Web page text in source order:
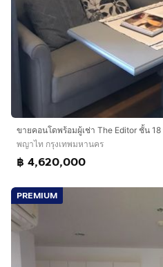
พญาไท กรุงเทพมหานคร
฿ 4,620,000
PREMIUM